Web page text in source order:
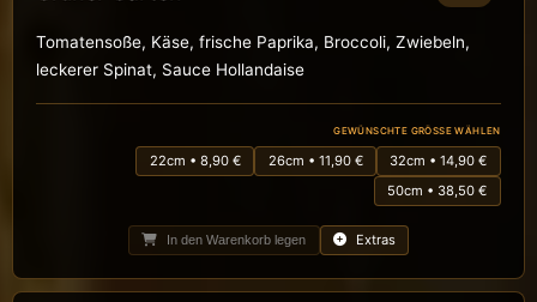
Tomatensoße, Käse, frische Paprika, Broccoli, Zwiebeln,
leckerer Spinat, Sauce Hollandaise
GEWÜNSCHTE GRÖSSE WÄHLEN
22cm • 8,90 € 26cm • 11,90 €
32cm • 14,90 €
50cm • 38,50 €
In den Warenkorb legen Extras